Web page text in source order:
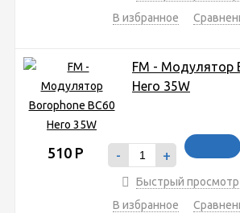
В избранное
FM - Модулятор
Hero 35W
510 Р - +
Быстрый просмотр
В избранное